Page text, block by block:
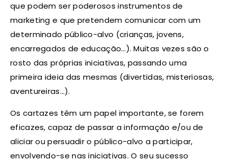
que podem ser poderosos instrumentos de
marketing e que pretendem comunicar com um
determinado público-alvo (crianças, jovens,
encarregados de educação…). Muitas vezes são o
rosto das próprias iniciativas, passando uma
primeira ideia das mesmas (divertidas, misteriosas,
aventureiras…).
Os cartazes têm um papel importante, se forem
eficazes, capaz de passar a informação e/ou de
aliciar ou persuadir o público-alvo a participar,
envolvendo-se nas iniciativas. O seu sucesso